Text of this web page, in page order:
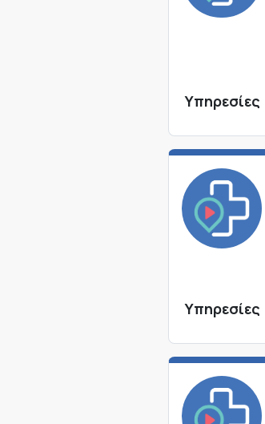
Υπηρεσίες
Υπηρεσίες